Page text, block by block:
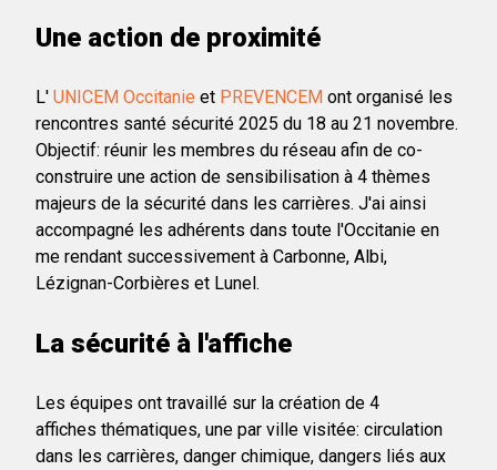
Une action de proximité
L' UNICEM Occitanie et PREVENCEM ont organisé les
rencontres santé sécurité 2025 du 18 au 21 novembre.
Objectif: réunir les membres du réseau afin de co-
construire une action de sensibilisation à 4 thèmes
majeurs de la sécurité dans les carrières. J'ai ainsi
accompagné les adhérents dans toute l'Occitanie en
me rendant successivement à Carbonne, Albi,
Lézignan-Corbières et Lunel.
La sécurité à l'affiche
Les équipes ont travaillé sur la création de 4
affiches thématiques, une par ville visitée: circulation
dans les carrières, danger chimique, dangers liés aux